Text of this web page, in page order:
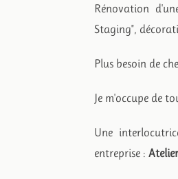
Rénovation
Staging",
Plus besoin de
Je m'occupe de
Une
entreprise :